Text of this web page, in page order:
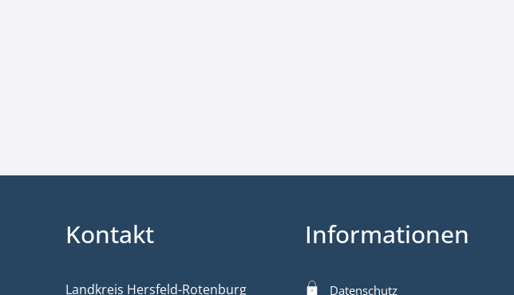
Kontakt
Landkreis Hersfeld-Rotenburg
Informationen
Datenschutz